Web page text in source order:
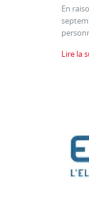
En
Lire la